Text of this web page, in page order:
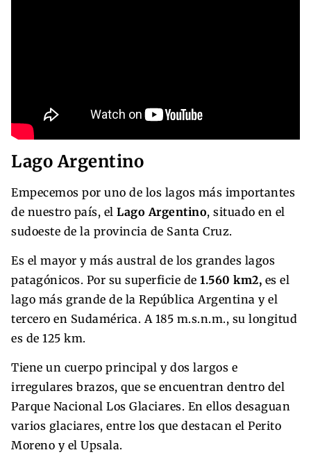
Lago Argentino
Empecemos por uno de los lagos más importantes
de nuestro país, el Lago Argentino, situado en el
sudoeste de la provincia de Santa Cruz.
Es el mayor y más austral de los grandes lagos
patagónicos. Por su superficie de 1.560 km2, es el
lago más grande de la República Argentina y el
tercero en Sudamérica. A 185 m.s.n.m., su longitud
es de 125 km.
Tiene un cuerpo principal y dos largos e
irregulares brazos, que se encuentran dentro del
Parque Nacional Los Glaciares. En ellos desaguan
varios glaciares, entre los que destacan el Perito
Moreno y el Upsala.